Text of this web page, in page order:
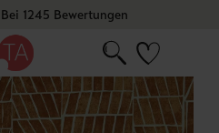
Bei 1245 Bewertungen